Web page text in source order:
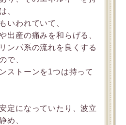
、
いわれていて、
出産の痛みを和らげる、
ンパ系の流れを良くする
で、
ストーンを1つは持って
定になっていたり、波立
め、